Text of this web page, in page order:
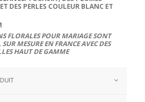
DES PERLES COULEUR BLANC ET
FLORALES POUR MARIAGE SONT
MESURE EN FRANCE AVEC DES
HAUT DE GAMME